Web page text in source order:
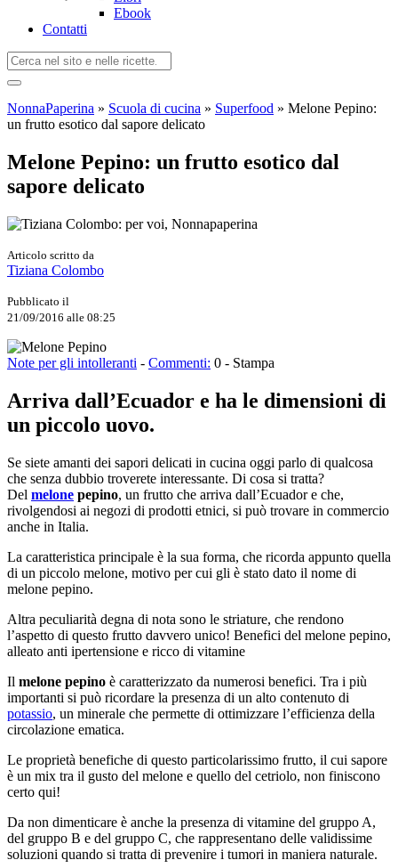
Ebook
Contatti
NonnaPaperina » Scuola di cucina » Superfood » Melone Pepino:
un frutto esotico dal sapore delicato
Melone Pepino: un frutto esotico dal
sapore delicato
Articolo scritto da
Tiziana Colombo
Pubblicato il
21/09/2016 alle 08:25
Note per gli intolleranti - Commenti: 0 - Stampa
Arriva dall’Ecuador e ha le dimensioni di
un piccolo uovo.
Se siete amanti dei sapori delicati in cucina oggi parlo di qualcosa
che senza dubbio troverete interessante. Di cosa si tratta?
Del melone pepino, un frutto che arriva dall’Ecuador e che,
rivolgendosi ai negozi di prodotti etnici, si può trovare in commercio
anche in Italia.
La caratteristica principale è la sua forma, che ricorda appunto quella
di un piccolo melone, motivo per cui gli è stato dato il nome di
melone pepino.
Altra peculiarità degna di nota sono le striature, che rendono
l’aspetto di questo frutto davvero unico! Benefici del melone pepino,
alleato anti ipertensione e ricco di vitamine
Il melone pepino è caratterizzato da numerosi benefici. Tra i più
importanti si può ricordare la presenza di un alto contenuto di
potassio, un minerale che permette di ottimizzare l’efficienza della
circolazione ematica.
Le proprietà benefiche di questo particolarissimo frutto, il cui sapore
è un mix tra il gusto del melone e quello del cetriolo, non finiscono
certo qui!
Da non dimenticare è anche la presenza di vitamine del gruppo A,
del gruppo B e del gruppo C, che rappresentano delle validissime
soluzioni quando si tratta di prevenire i tumori in maniera naturale.